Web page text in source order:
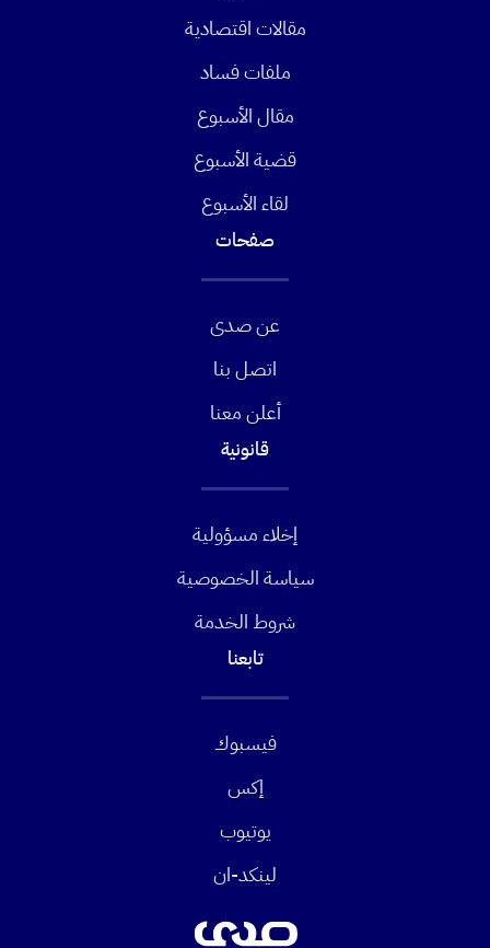
مقالات اقتصادية
ملفات فساد
مقال الأسبوع
قضية الأسبوع
لقاء الأسبوع
صفحات
عن صدى
اتصل بنا
أعلن معنا
قانونية
إخلاء مسؤولية
سياسة الخصوصية
شروط الخدمة
تابعنا
فيسبوك
إكس
يوتيوب
لينكد-ان